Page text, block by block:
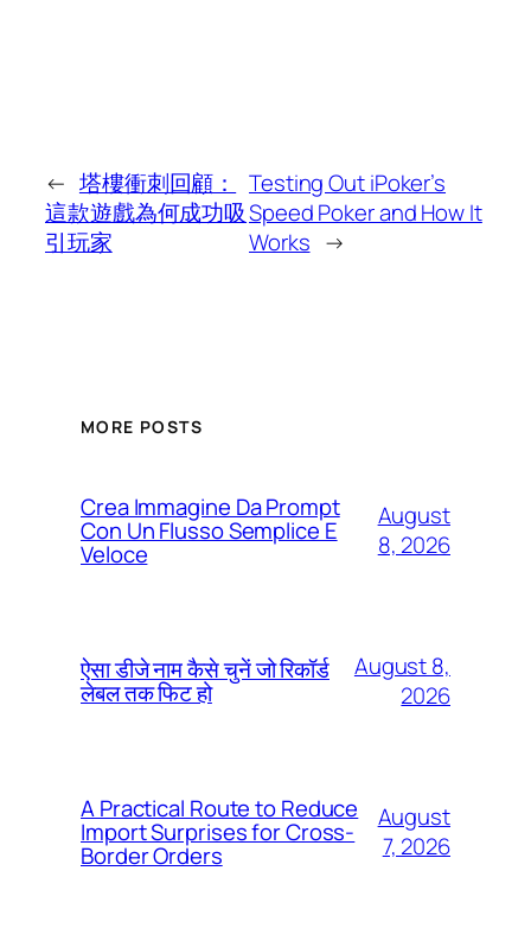
← 塔樓衝刺回顧：
這款遊戲為何成功吸
引玩家
Testing Out iPoker’s
Speed Poker and How It
Works →
MORE POSTS
Crea Immagine Da Prompt
Con Un Flusso Semplice E
Veloce
August
8, 2026
ऐसा डीजे नाम कैसे चुनें जो रिकॉर्ड
लेबल तक फिट हो
August 8,
2026
A Practical Route to Reduce
Import Surprises for Cross-
Border Orders
August
7, 2026